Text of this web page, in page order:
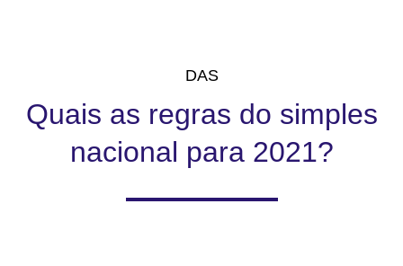
DAS
Quais as regras do simples
nacional para 2021?